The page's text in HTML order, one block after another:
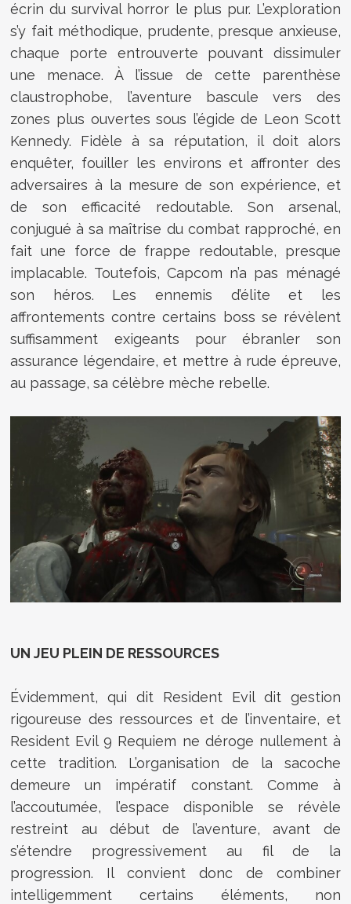
écrin du survival horror le plus pur. L’exploration
s’y fait méthodique, prudente, presque anxieuse,
chaque porte entrouverte pouvant dissimuler
une menace. À l’issue de cette parenthèse
claustrophobe, l’aventure bascule vers des
zones plus ouvertes sous l’égide de Leon Scott
Kennedy. Fidèle à sa réputation, il doit alors
enquêter, fouiller les environs et affronter des
adversaires à la mesure de son expérience, et
de son efficacité redoutable. Son arsenal,
conjugué à sa maîtrise du combat rapproché, en
fait une force de frappe redoutable, presque
implacable. Toutefois, Capcom n’a pas ménagé
son héros. Les ennemis d’élite et les
affrontements contre certains boss se révèlent
suffisamment exigeants pour ébranler son
assurance légendaire, et mettre à rude épreuve,
au passage, sa célèbre mèche rebelle.
UN JEU PLEIN DE RESSOURCES
Évidemment, qui dit Resident Evil dit gestion
rigoureuse des ressources et de l’inventaire, et
Resident Evil 9 Requiem ne déroge nullement à
cette tradition. L’organisation de la sacoche
demeure un impératif constant. Comme à
l’accoutumée, l’espace disponible se révèle
restreint au début de l’aventure, avant de
s’étendre progressivement au fil de la
progression. Il convient donc de combiner
intelligemment certains éléments, non